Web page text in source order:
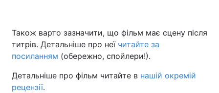
Також варто зазначити, що фільм має сцену після
титрів. Детальніше про неї читайте за
посиланням (обережно, спойлери!).
Детальніше про фільм читайте в нашій окремій
рецензії.